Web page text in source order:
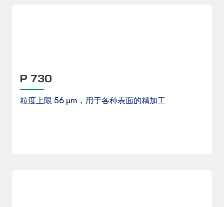
P 730
粒度上限 56 µm，用于各种表面的精加工